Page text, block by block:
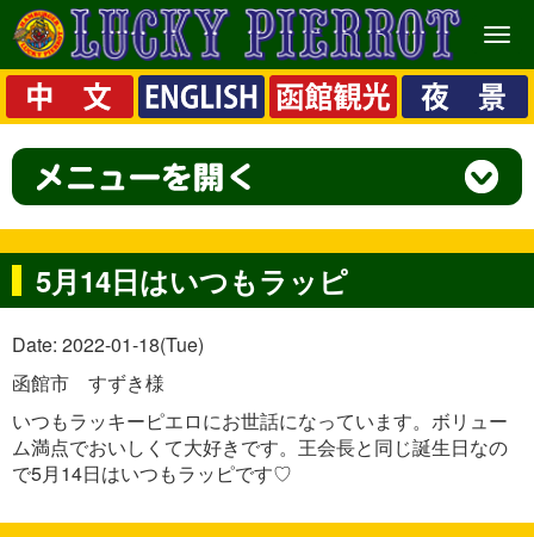
メ
ニ
ュ
ー
5月14日はいつもラッピ
Date: 2022-01-18(Tue)
函館市 すずき様
いつもラッキーピエロにお世話になっています。ボリュー
ム満点でおいしくて大好きです。王会長と同じ誕生日なの
で5月14日はいつもラッピです♡